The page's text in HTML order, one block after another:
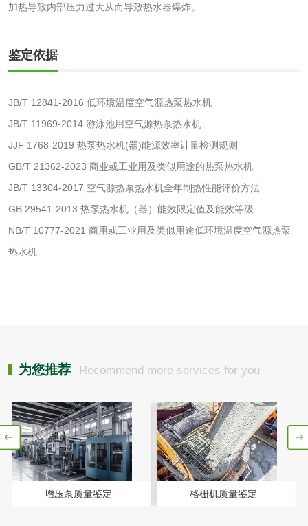
加热导致内部压力过大从而导致热水器爆炸。
鉴定依据
JB/T 12841-2016 低环境温度空气源热泵热水机
JB/T 11969-2014 游泳池用空气源热泵热水机
JJF 1768-2019 热泵热水机(器)能源效率计量检测规则
GB/T 21362-2023 商业或工业用及类似用途的热泵热水机
JB/T 13304-2017 空气源热泵热水机全年制热性能评价方法
GB 29541-2013 热泵热水机（器）能效限定值及能效等级
NB/T 10777-2021 商用或工业用及类似用途低环境温度空气源热泵
热水机
为您推荐 Recommend more services for you
增压泵质量鉴定 格栅机质量鉴定
生物柴油检测
防冻液检测 润滑油运动粘度检
测
食品包装用阻隔塑 食品包装用纸铝塑
食品蒸煮复合膜、
袋检测
文体用品
学生用品检测 文具检测